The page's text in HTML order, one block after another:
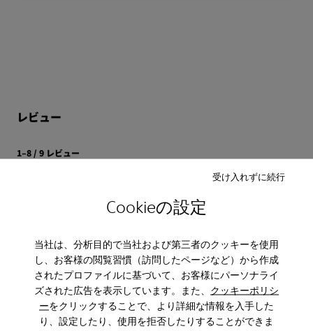
Cookieの設定
当社は、分析目的で当社および第三者のクッキーを使用
し、お客様の閲覧習慣（訪問したページなど）から作成
されたプロファイルに基づいて、お客様にパーソナライ
ズされた広告を表示しています。また、 クッキーポリシ
ーをクリックすることで、より詳細な情報を入手した
り、設定したり、使用を拒否したりすることができま
受け入れずに続行
6.7cm
ライニング素材
がら塗り、乾かします。
4.「プロテクト ＆ ケア」を吹き付け汚れと湿気からレザーを
保護します。
ィング スプレー」をスプレーします。
6.クロスで革を磨きます。
レビュー
1–8 / 9 レビュー
Anonymous·1 年前
Cada vez que viajo me compro un par de Camper. Y jamas me
decepcionan en este caso los Thelma son ademas de bellos super
confortables y se adaptan a donde sea que vayas!
レビューを翻訳